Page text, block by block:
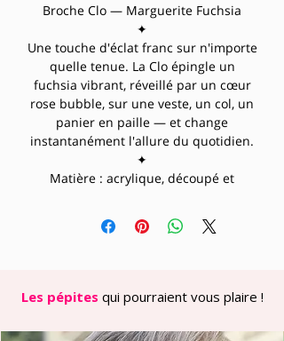
Broche Clo — Marguerite Fuchsia
✦
Une touche d'éclat franc sur n'importe
quelle tenue. La Clo épingle un
fuchsia vibrant, réveillé par un cœur
rose bubble, sur une veste, un col, un
panier en paille — et change
instantanément l'allure du quotidien.
✦
Matière : acrylique, découpé et
Dimensions : 6 x 6 cm (taille M)
Fermoir : broche pin's, dos métal
À porter sur une veste en jean, un
trench, un sac ou même un chapeau
Les pépites qui pourraient vous plaire !